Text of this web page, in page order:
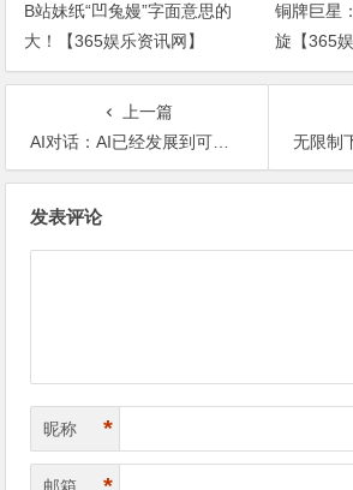
B站妹纸“凹兔嫚”字面意思的
大！【365娱乐资讯网】
铜牌巨星
旋【365
上一篇
AI对话：AI已经发展到可以语音对话了?【365娱乐资讯网】
无限制下载器 是
发表评论
昵称 *